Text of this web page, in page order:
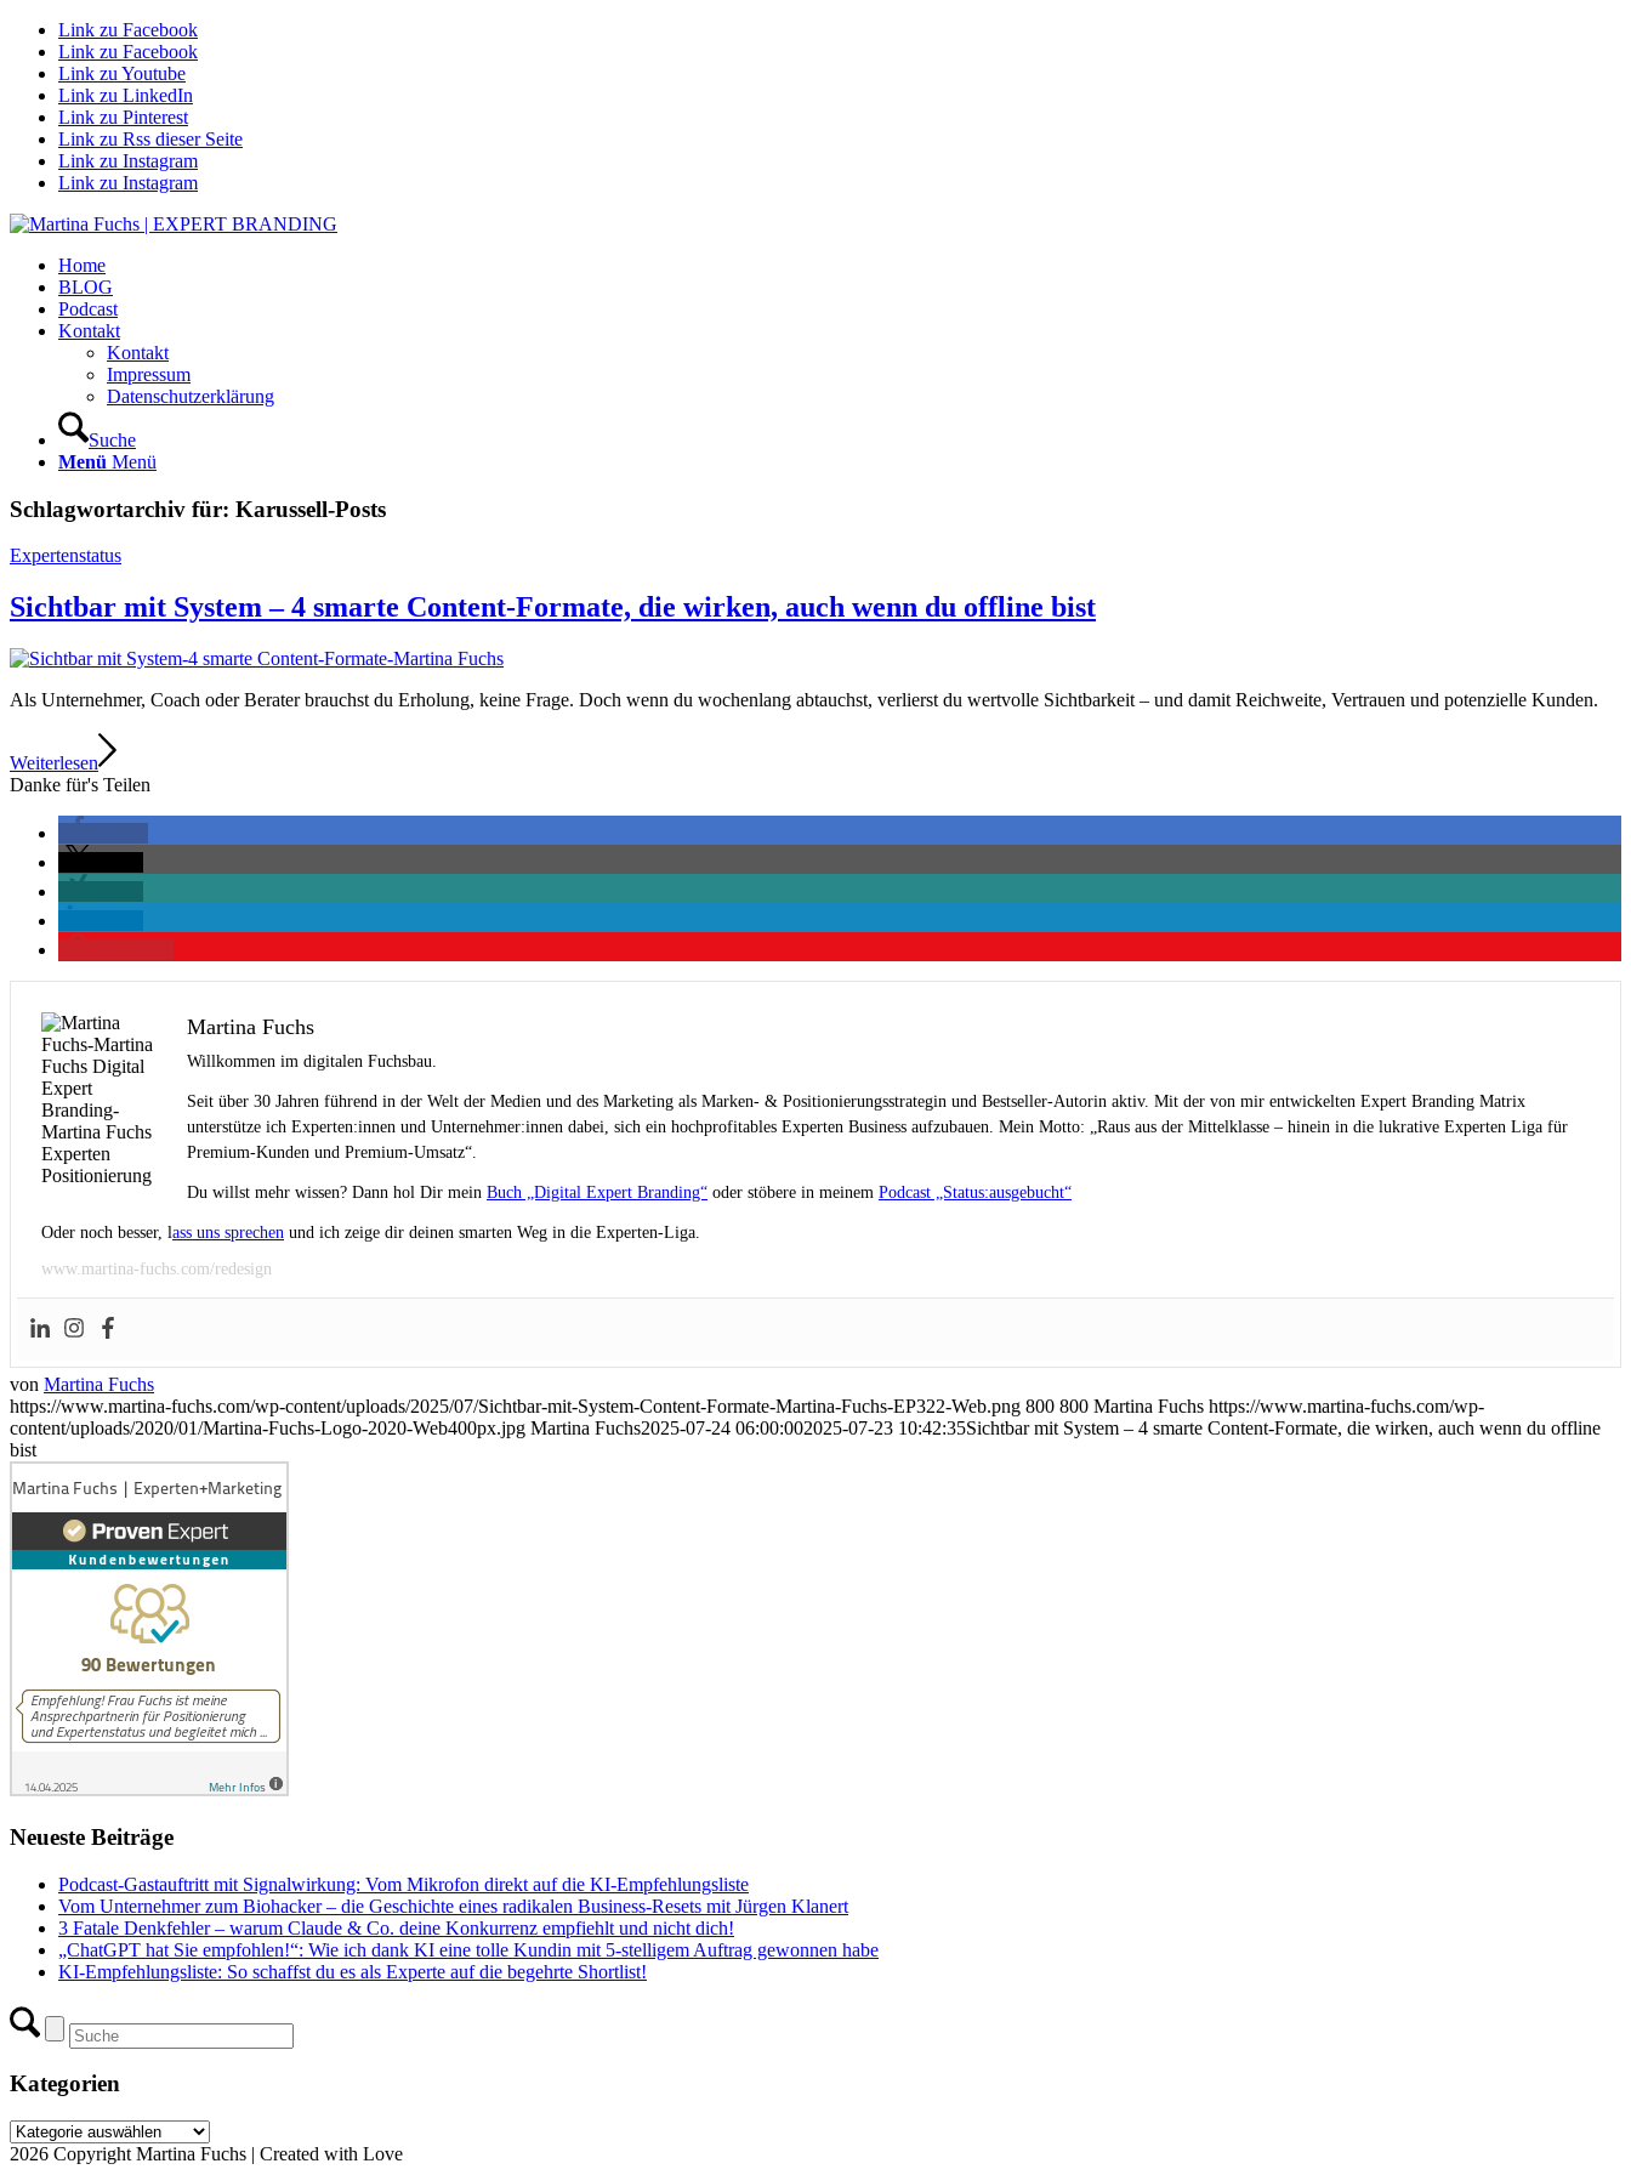
Link zu Facebook
Link zu Facebook
Link zu Youtube
Link zu LinkedIn
Link zu Pinterest
Link zu Rss dieser Seite
Link zu Instagram
Link zu Instagram
Home
BLOG
Podcast
Kontakt
Kontakt
Impressum
Datenschutzerklärung
Suche
Menü Menü
Schlagwortarchiv für: Karussell-Posts
Expertenstatus
Sichtbar mit System – 4 smarte Content-Formate, die wirken, auch wenn du offline bist
Als Unternehmer, Coach oder Berater brauchst du Erholung, keine Frage. Doch wenn du wochenlang abtauchst, verlierst du wertvolle Sichtbarkeit – und damit Reichweite, Vertrauen und potenzielle Kunden.
Weiterlesen
Danke für's Teilen
Martina Fuchs
Willkommen im digitalen Fuchsbau.
Seit über 30 Jahren führend in der Welt der Medien und des Marketing als Marken- & Positionierungsstrategin und Bestseller-Autorin aktiv. Mit der von mir entwickelten Expert Branding Matrix
unterstütze ich Experten:innen und Unternehmer:innen dabei, sich ein hochprofitables Experten Business aufzubauen. Mein Motto: „Raus aus der Mittelklasse – hinein in die lukrative Experten Liga für
Premium-Kunden und Premium-Umsatz“.
Du willst mehr wissen? Dann hol Dir mein Buch „Digital Expert Branding“ oder stöbere in meinem Podcast „Status:ausgebucht“
Oder noch besser, lass uns sprechen und ich zeige dir deinen smarten Weg in die Experten-Liga.
www.martina-fuchs.com/redesign
von Martina Fuchs
https://www.martina-fuchs.com/wp-content/uploads/2025/07/Sichtbar-mit-System-Content-Formate-Martina-Fuchs-EP322-Web.png 800 800 Martina Fuchs https://www.martina-fuchs.com/wp-
content/uploads/2020/01/Martina-Fuchs-Logo-2020-Web400px.jpg Martina Fuchs2025-07-24 06:00:002025-07-23 10:42:35Sichtbar mit System – 4 smarte Content-Formate, die wirken, auch wenn du offline
bist
Neueste Beiträge
Podcast-Gastauftritt mit Signalwirkung: Vom Mikrofon direkt auf die KI-Empfehlungsliste
Vom Unternehmer zum Biohacker – die Geschichte eines radikalen Business-Resets mit Jürgen Klanert
3 Fatale Denkfehler – warum Claude & Co. deine Konkurrenz empfiehlt und nicht dich!
„ChatGPT hat Sie empfohlen!“: Wie ich dank KI eine tolle Kundin mit 5-stelligem Auftrag gewonnen habe
KI-Empfehlungsliste: So schaffst du es als Experte auf die begehrte Shortlist!
Kategorien
Kategorien
2026 Copyright Martina Fuchs | Created with Love